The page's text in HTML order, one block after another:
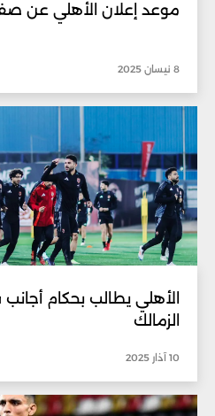
موعد إعلان الأهلي عن
8 نيسان 2025
الأهلي يطالب بحكام
الزمالك
10 آذار 2025